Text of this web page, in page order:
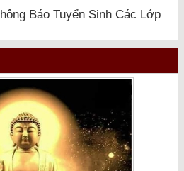
Báo Tuyển Sinh Các Lớp